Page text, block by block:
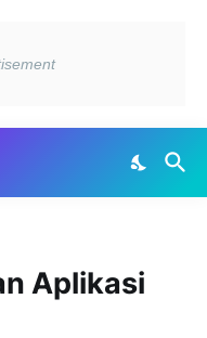
Aplikasi